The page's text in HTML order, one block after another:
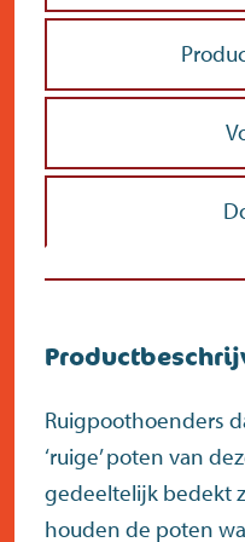
Ruigpoothoenders
‘ruige’ poten van
gedeeltelijk bedekt
houden de poten